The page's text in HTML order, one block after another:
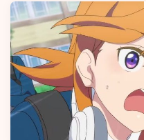
navigation